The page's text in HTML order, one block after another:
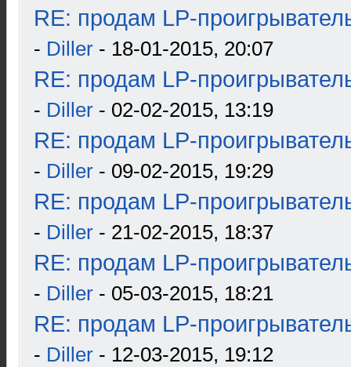
RE: продам LP-
- Diller - 18-01-2015, 20:07
RE: продам LP-
- Diller - 02-02-2015, 13:19
RE: продам LP-
- Diller - 09-02-2015, 19:29
RE: продам LP-
- Diller - 21-02-2015, 18:37
RE: продам LP-
- Diller - 05-03-2015, 18:21
RE: продам LP-
- Diller - 12-03-2015, 19:12